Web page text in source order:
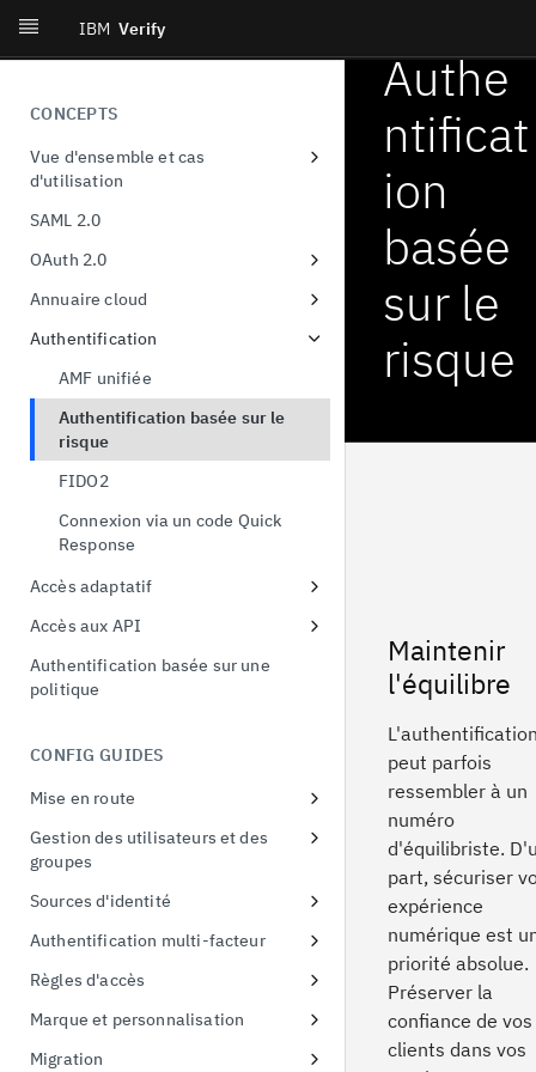
IBM Verify
CONCEPTS
Vue d'ensemble et cas
d'utilisation
Signature unique dans
l'utilisateur
Approvisionnement et
gouvernance
Orchestration
Détection et réponse aux
menaces liées à l'identité
SAML 2.0
OAuth 2.0
Enregistrement du client
Code d'autorisation
Autorisation de l'appareil
ROPC (Resource Owner Password
Credentials)
Actualiser les jetons
Jetons d'accès liés au certificat
Démonstration de la preuve de
possession
Echange de jetons
Annuaire cloud
Format de l'utilisateur et du
Authentification
AMF unifiée
Authentification basée sur le
risque
FIDO2
Connexion via un code Quick
Response
Accès adaptatif
Politique d'accès adaptatif pour
Politique d'accès adaptative pour
les applications natives
Accès aux API
Application API Clients
Clients privilégiés de l'API
Authentification basée sur une
politique
CONFIG GUIDES
Mise en route
S'inscrire à un essai gratuit
Premier accès à l'instance d'essai
Connecter un exemple
d'application
Connexion à Active Directory
Gestion des utilisateurs et des
groupes
Configurer les politiques de mot
Sources d'identité
Utiliser les fournisseurs sociaux
Liaison d'identité
Connexion à Active Directory
Authentification multi-facteur
Inscription en ligne à l'AMF
Protéger Linux OS avec MFA
Activer l'AMF pour les
Règles d'accès
Appliquer des politiques d'accès
à l'interface utilisateur
Marque et personnalisation
Gestion des thèmes
Migration
Authe
ntificat
ion
basée
sur le
risque
Maintenir
l'équilibre
peut parfois
ressembler à un
numéro
d'équilibriste.
part, sécuriser
expérience
numérique est
priorité absolue.
Préserver la
confiance de vos
clients dans vos